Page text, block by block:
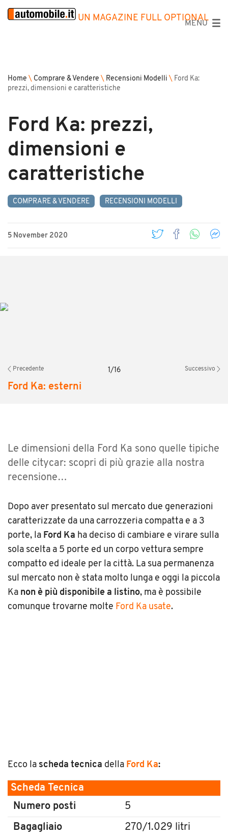
UN MAGAZINE FULL OPTIONAL
MENU
Home \ Comprare & Vendere \ Recensioni Modelli \ Ford Ka:
prezzi, dimensioni e caratteristiche
Ford Ka: prezzi,
dimensioni e
caratteristiche
COMPRARE & VENDERE RECENSIONI MODELLI
5 November 2020
Precedente 1/16 Successivo
Ford Ka: esterni
Le dimensioni della Ford Ka sono quelle tipiche
delle citycar: scopri di più grazie alla nostra
recensione…
Dopo aver presentato sul mercato due generazioni
caratterizzate da una carrozzeria compatta e a 3
porte, la Ford Ka ha deciso di cambiare e virare sulla
sola scelta a 5 porte ed un corpo vettura sempre
compatto ed ideale per la città. La sua permanenza
sul mercato non è stata molto lunga e oggi la piccola
Ka non è più disponibile a listino, ma è possibile
comunque trovarne molte Ford Ka usate.
Ecco la scheda tecnica della Ford Ka:
Scheda Tecnica
Numero posti
5
Bagagliaio 270/1.029 litri